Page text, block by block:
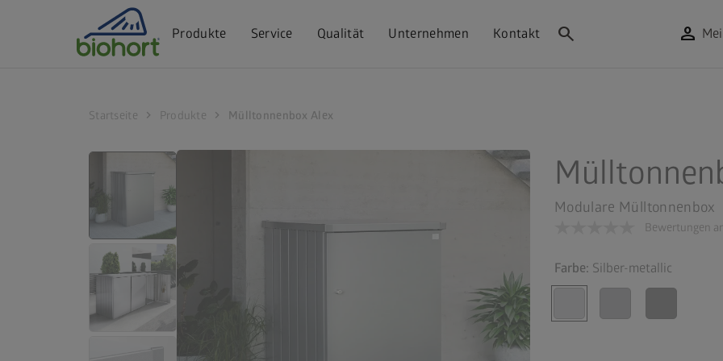
Produkte Service Qualität Unternehmen Kontakt search person
Startseite chevron_right Produkte chevron_right Mülltonnenbox Alex
Modulare Mülltonnenbox
Bewertungen
Farbe: Silber-metallic